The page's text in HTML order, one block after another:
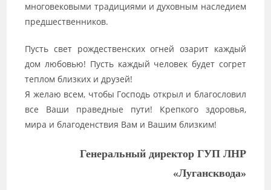
многовековыми традициями и духовным наследием
предшественников.
Пусть свет рождественских огней озарит каждый
дом любовью! Пусть каждый человек будет согрет
теплом близких и друзей!
Я желаю всем, чтобы Господь открыл и благословил
все Ваши праведные пути! Крепкого здоровья,
мира и благоденствия Вам и Вашим близким!
Генеральный директор ГУП ЛНР
«Лугансквода»